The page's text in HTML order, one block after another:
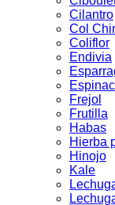
Cilantro
Col
Coliflor
Endivia
Frejol
Frutilla
Habas
Hierba
Hinojo
Kale